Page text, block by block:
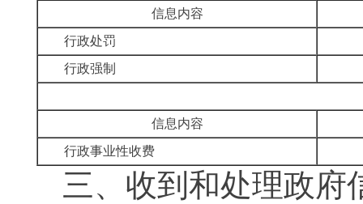
信息内容
行政处罚
行政强制
信息内容
行政事业性收费
三、 收到和处理政府